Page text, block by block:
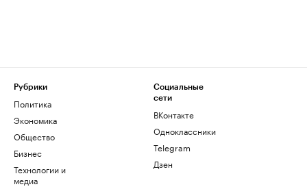
Рубрики
Политика
Экономика
Общество
Бизнес
Технологии и
медиа
Социальные
сети
ВКонтакте
Одноклассники
Telegram
Дзен